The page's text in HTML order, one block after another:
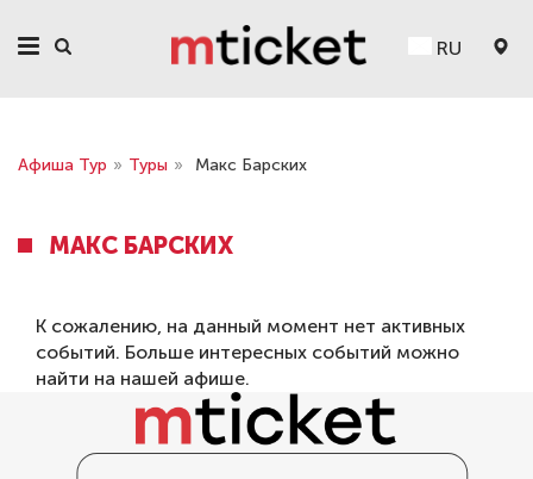
RU
Афиша Тур » Туры » Макс Барских
МАКС БАРСКИХ
К сожалению, на данный момент нет активных
событий. Больше интересных событий можно
найти на нашей афише.